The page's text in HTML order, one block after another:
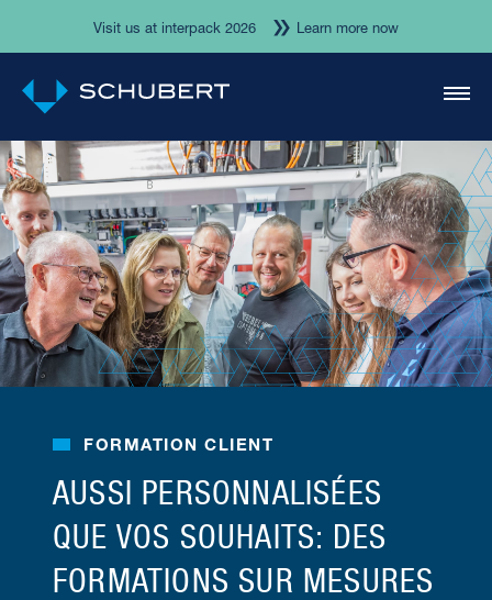
Visit us at interpack 2026 Learn more now
FORMATION CLIENT
AUSSI PERSONNALISÉES
QUE VOS SOUHAITS: DES
FORMATIONS SUR MESURES